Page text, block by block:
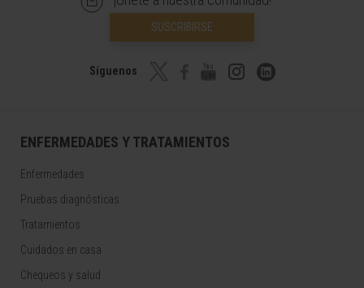
SUSCRIBIRSE
Síguenos
ENFERMEDADES Y TRATAMIENTOS
Enfermedades
Pruebas diagnósticas
Tratamientos
Cuidados en casa
Chequeos y salud